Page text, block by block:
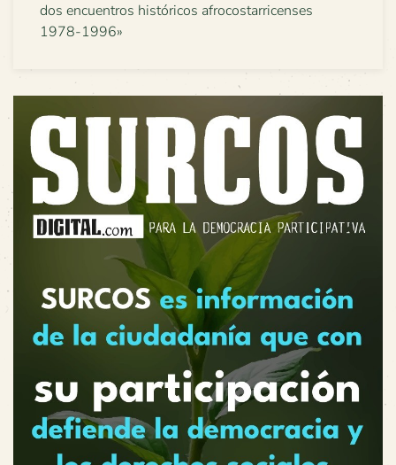
dos encuentros históricos afrocostarricenses
1978-1996»